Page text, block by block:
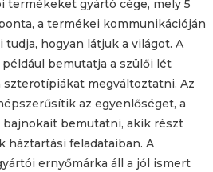
termékeket gyártó cége, mely 5
a termékei kommunikációján
hogyan látjuk a világot. A
bemutatja a szülői lét
szterotípiákat megváltoztatni. Az
az egyenlőséget, a
bemutatni, akik részt
háztartási feladataiban. A
ernyőmárka áll a jól ismert